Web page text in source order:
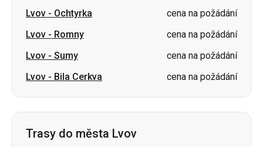
Lvov-Bila Cerkva cena na požádání
Trasy do města Lvov
Lubny-Lvov
od 3800 UAH
Samar -Lvov